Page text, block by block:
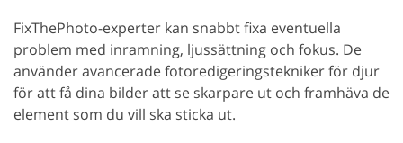
FixThePhoto-experter kan snabbt fixa eventuella
problem med inramning, ljussättning och fokus. De
använder avancerade fotoredigeringstekniker för djur
för att få dina bilder att se skarpare ut och framhäva de
element som du vill ska sticka ut.